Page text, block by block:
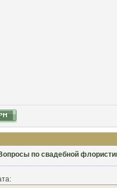
по свадебной